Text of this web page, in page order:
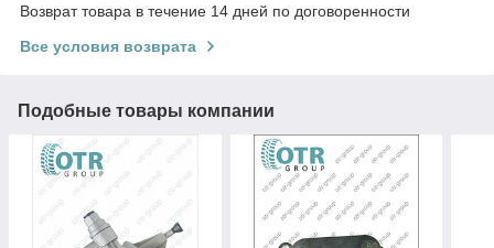
Возврат товара в течение 14 дней по договоренности
Все условия возврата
Подобные товары компании